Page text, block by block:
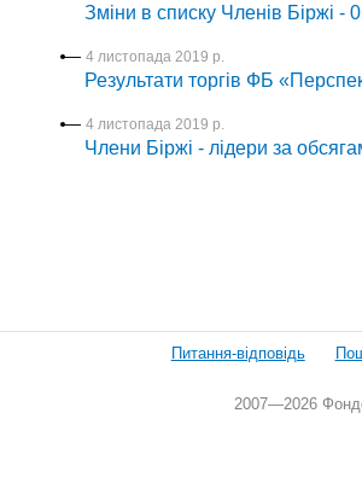
Зміни в списку Членів Біржі -
4 листопада 2019 р.
Результати торгів ФБ
4 листопада 2019 р.
Члени Біржі - лідери за
Питання-відповідь
2007—2026